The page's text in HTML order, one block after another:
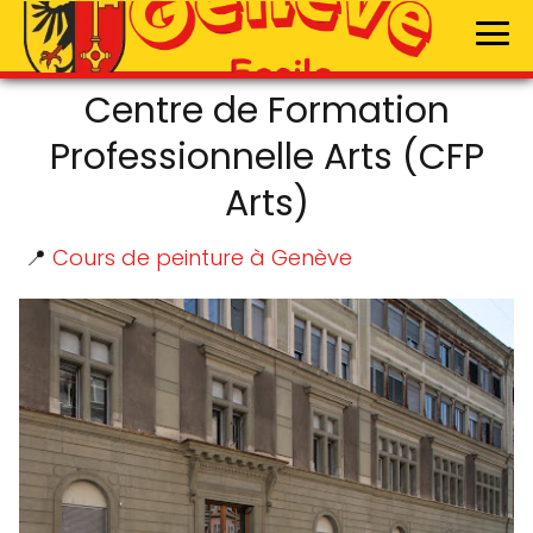
Centre de Formation
Professionnelle Arts (CFP
Arts)
📍 Cours de peinture à Genève